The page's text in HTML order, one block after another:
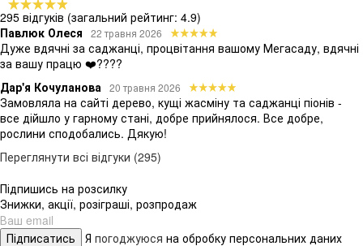
295 відгуків (загальний рейтинг: 4.9)
Павлюк Олеся
22 травня 2026
Дуже вдячні за саджанці, процвітання вашому Мегасаду, вдячні
за вашу працю ❤️????
Дар'я Кочуланова 20 травня 2026
Замовляла на сайті дерево, кущі жасміну та саджанці піонів -
все дійшло у гарному стані, добре прийнялося. Все добре,
рослини сподобались. Дякую!
Переглянути всі відгуки (295)
Підпишись на розсилку
Знижки, акції, розіграші, розпродаж
Підписатись Я погоджуюся на обробку персональних даних